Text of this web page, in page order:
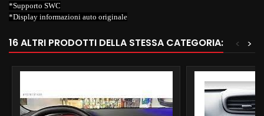
*Supporto SWC
*Display informazioni auto originale
16 ALTRI PRODOTTI DELLA STESSA CATEGORIA: >
<